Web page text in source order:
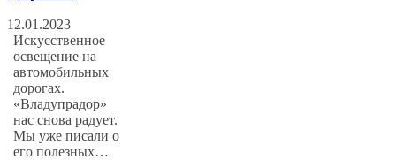
12.01.2023
Искусственное
освещение на
автомобильных
дорогах.
«Владупрадор»
нас снова радует.
Мы уже писали о
его полезных…